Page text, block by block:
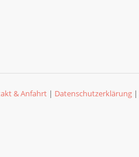
& Anfahrt | Datenschutzerklärung |